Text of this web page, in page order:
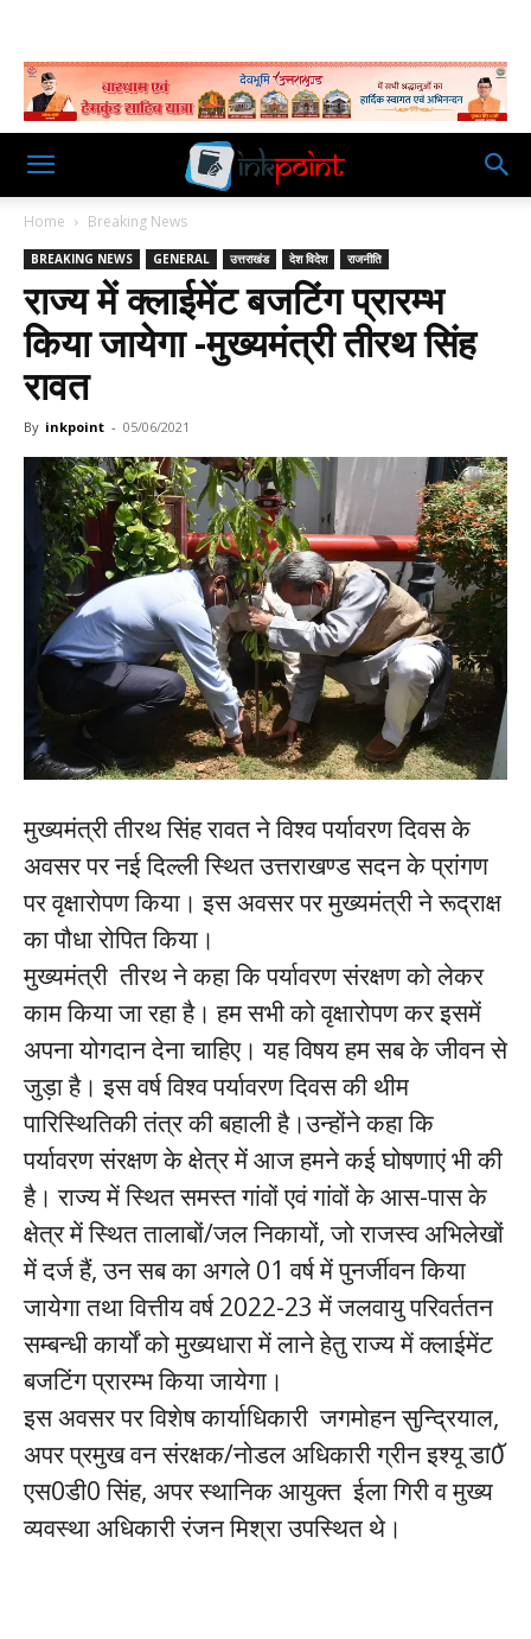
Home Breaking News
BREAKING NEWS GENERAL उत्तराखंड देश विदेश राजनीति
राज्य में क्लाईमेंट बजटिंग प्रारम्भ
किया जायेगा -मुख्यमंत्री तीरथ सिंह
रावत
By inkpoint - 05/06/2021
मुख्यमंत्री तीरथ सिंह रावत ने विश्व पर्यावरण दिवस के
अवसर पर नई दिल्ली स्थित उत्तराखण्ड सदन के प्रांगण
पर वृक्षारोपण किया। इस अवसर पर मुख्यमंत्री ने रूद्राक्ष
का पौधा रोपित किया।
मुख्यमंत्री तीरथ ने कहा कि पर्यावरण संरक्षण को लेकर
काम किया जा रहा है। हम सभी को वृक्षारोपण कर इसमें
अपना योगदान देना चाहिए। यह विषय हम सब के जीवन से
जुड़ा है। इस वर्ष विश्व पर्यावरण दिवस की थीम
पारिस्थितिकी तंत्र की बहाली है।उन्होंने कहा कि
पर्यावरण संरक्षण के क्षेत्र में आज हमने कई घोषणाएं भी की
है। राज्य में स्थित समस्त गांवों एवं गांवों के आस-पास के
क्षेत्र में स्थित तालाबों/जल निकायों, जो राजस्व अभिलेखों
में दर्ज हैं, उन सब का अगले 01 वर्ष में पुनर्जीवन किया
जायेगा तथा वित्तीय वर्ष 2022-23 में जलवायु परिवर्ततन
सम्बन्धी कार्यों को मुख्यधारा में लाने हेतु राज्य में क्लाईमेंट
बजटिंग प्रारम्भ किया जायेगा।
इस अवसर पर विशेष कार्याधिकारी जगमोहन सुन्द्रियाल,
अपर प्रमुख वन संरक्षक/नोडल अधिकारी ग्रीन इश्यू डा0ॅ
एस0डी0 सिंह, अपर स्थानिक आयुक्त ईला गिरी व मुख्य
व्यवस्था अधिकारी रंजन मिश्रा उपस्थित थे।